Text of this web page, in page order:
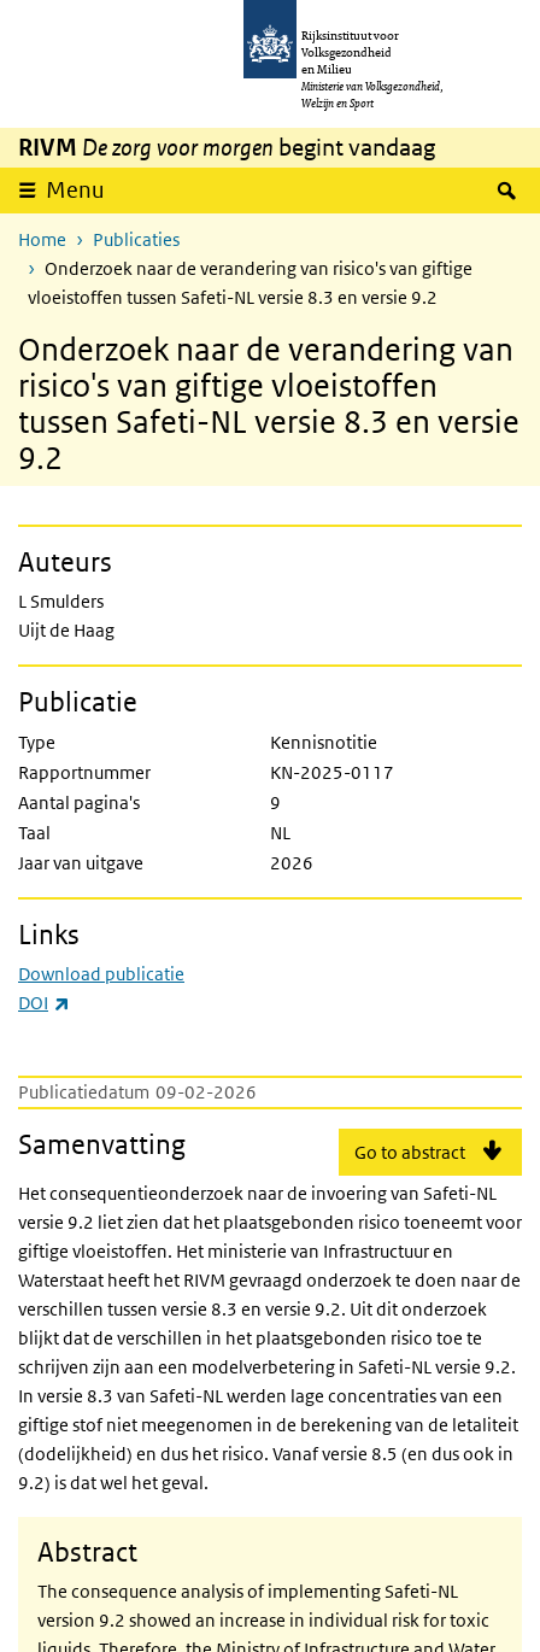
Overslaan en naar de inhoud gaan
Rijksinstituut voor
Volksgezondheid
en Milieu
Ministerie van Volksgezondheid,
Welzijn en Sport
RIVM De zorg voor morgen begint vandaag
Menu
Home
Publicaties
Onderzoek naar de verandering van risico's van giftige
vloeistoffen tussen Safeti-NL versie 8.3 en versie 9.2
Onderzoek naar de verandering van
risico's van giftige vloeistoffen
tussen Safeti-NL versie 8.3 en versie
9.2
Publicatiedatum 09-02-2026
Go to abstract
Samenvatting
Het consequentieonderzoek naar de invoering van Safeti-NL
versie 9.2 liet zien dat het plaatsgebonden risico toeneemt voor
giftige vloeistoffen. Het ministerie van Infrastructuur en
Waterstaat heeft het RIVM gevraagd onderzoek te doen naar de
verschillen tussen versie 8.3 en versie 9.2. Uit dit onderzoek
blijkt dat de verschillen in het plaatsgebonden risico toe te
schrijven zijn aan een modelverbetering in Safeti-NL versie 9.2.
In versie 8.3 van Safeti-NL werden lage concentraties van een
giftige stof niet meegenomen in de berekening van de letaliteit
(dodelijkheid) en dus het risico. Vanaf versie 8.5 (en dus ook in
9.2) is dat wel het geval.
Abstract
The consequence analysis of implementing Safeti-NL
version 9.2 showed an increase in individual risk for toxic
Auteurs
L Smulders
Uijt de Haag
Publicatie
Type
Kennisnotitie
Rapportnummer
KN-2025-0117
Aantal pagina's
9
Taal
NL
Jaar van uitgave
2026
Links
Download publicatie
DOI